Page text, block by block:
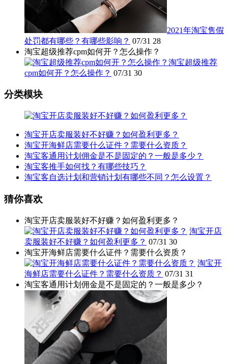
2021年淘宝售假
处罚都有哪些？有哪些影响？ 07/31 28
淘宝超级推荐cpm如何开？怎么操作？
淘宝超级推荐
cpm如何开？怎么操作？ 07/31 30
分类模块
淘宝开店卖服装好不好赚？如何盈利更多？
淘宝开海鲜店需要什么证件？需要什么资质？
淘宝客通用计划佣金是不是固定的？一般是多少？
淘宝客推手如何找？有哪些技巧？
淘宝客自选计划和营销计划有哪些不同？怎么设置？
猜你喜欢
淘宝开店卖服装好不好赚？如何盈利更多？
淘宝开店
卖服装好不好赚？如何盈利更多？ 07/31 30
淘宝开海鲜店需要什么证件？需要什么资质？
淘宝开
海鲜店需要什么证件？需要什么资质？ 07/31 31
淘宝客通用计划佣金是不是固定的？一般是多少？